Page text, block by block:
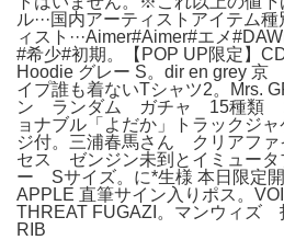
ル···国内アーティストアイテム
ィスト···Aimer#Aimer#エメ
#希少#初期。【POP UP限定】
Hoodie グレー S。dir en grey
イプ誰も着ないTシャツ2。Mrs.
ン ランダム ガチャ 15種類
ョナブル「よだか」トラックジ
ジ付。三浦春馬さん クリアフ
セス ゼンジン未到とイミュー
ー Sサイズ。に*生様 本日限定
APPLE 直筆サイン入りポス。
THREAT FUGAZI。マンウィ
RIB